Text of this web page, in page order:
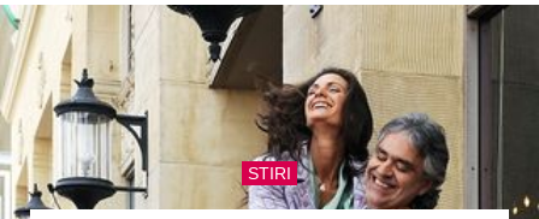
STIRI